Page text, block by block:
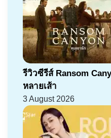
รีวิวซีรีส์ Ransom
หลายเส้า
3 August 2026